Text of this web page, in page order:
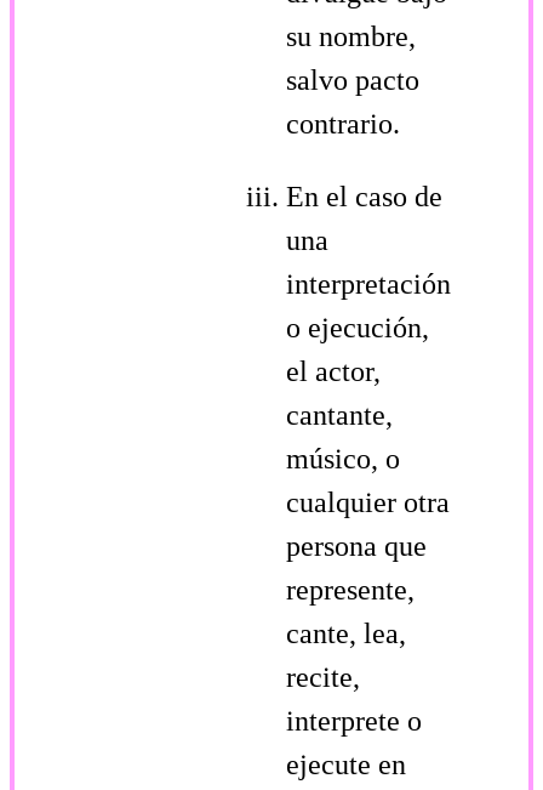
su nombre,
salvo pacto
contrario.
En el caso de
una
interpretación
o ejecución,
el actor,
cantante,
músico, o
cualquier otra
persona que
represente,
cante, lea,
recite,
interprete o
ejecute en